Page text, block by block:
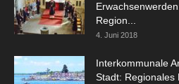
Region...
4. Juni 2018
Interkommunale
Stadt: Regionales